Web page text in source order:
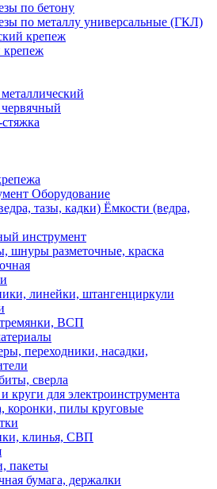
по бетону
по металлу универсальные (ГКЛ)
крепеж
крепеж
Оборудование
Ёмкости (ведра,
инструмент
шнуры разметочные, краска
линейки, штангенциркули
ВСП
переходники, насадки,
сверла
круги для электроинструмента
коронки, пилы круговые
клинья, СВП
пакеты
бумага, держалки